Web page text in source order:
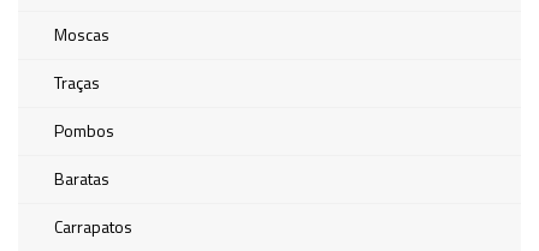
Moscas
Traças
Pombos
Baratas
Carrapatos